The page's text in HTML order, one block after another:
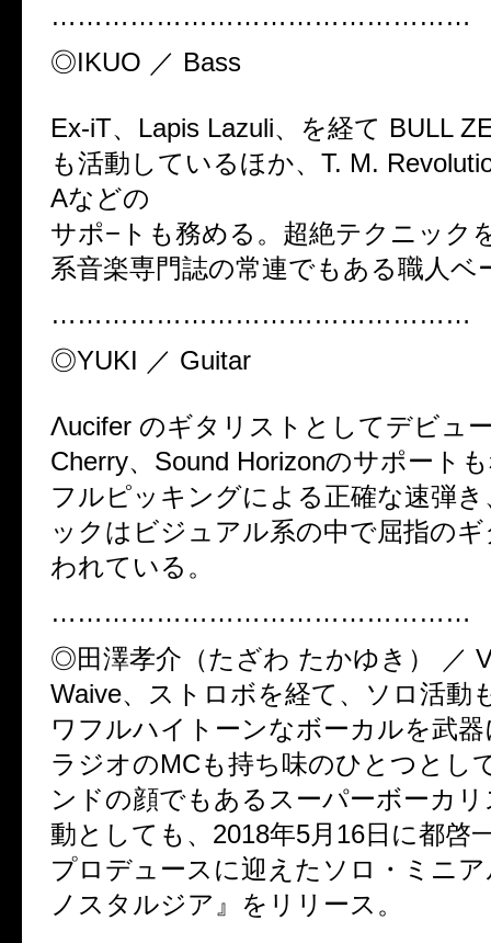
…………………………………………
◎IKUO ／
Ex-iT、Lapis Lazuli、を経て BULL
も活動しているほか、T. M.
Aなどの
サポ−トも務める。超絶テクニック
系音楽専門誌の常連でもある職人ベ
…………………………………………
◎YUKI ／
Λucifer のギタリストとしてデビュ
Cherry、Sound Horizonのサポート
フルピッキングによる正確な速弾
ックはビジュアル系の中で屈指の
われている。
…………………………………………
◎田澤孝介（たざわ たかゆき） ／
Waive、ストロボを経て、ソロ活動
ワフルハイトーンなボーカルを武
ラジオのMCも持ち味のひとつとし
ンドの顔でもあるスーパーボーカ
動としても、2018年5月16日に都啓
プロデュースに迎えたソロ・ミニ
ノスタルジア』をリリース。